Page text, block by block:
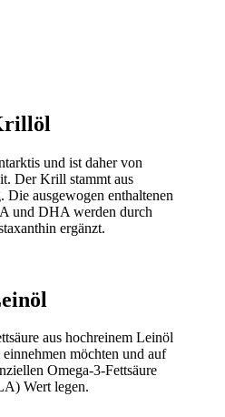
und ist daher von
Der Krill stammt aus
Die ausgewogen enthaltenen
und DHA werden durch
ergänzt.
aus hochreinem Leinöl
möchten und auf
Omega-3-Fettsäure
Wert legen.